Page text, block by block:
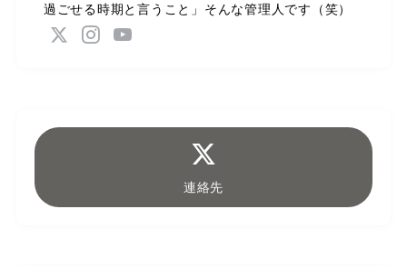
過ごせる時期と言うこと」そんな管理人です（笑）
連絡先